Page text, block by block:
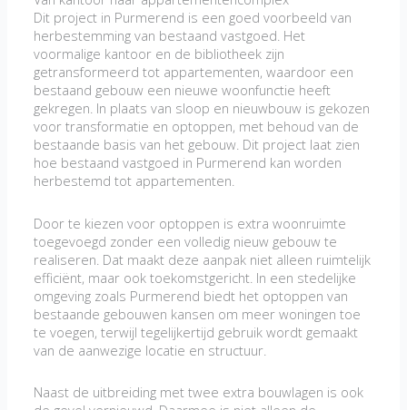
Dit project in Purmerend is een goed voorbeeld van
herbestemming van bestaand vastgoed. Het
voormalige kantoor en de bibliotheek zijn
getransformeerd tot appartementen, waardoor een
bestaand gebouw een nieuwe woonfunctie heeft
gekregen. In plaats van sloop en nieuwbouw is gekozen
voor transformatie en optoppen, met behoud van de
bestaande basis van het gebouw. Dit project laat zien
hoe bestaand vastgoed in Purmerend kan worden
herbestemd tot appartementen.
Door te kiezen voor optoppen is extra woonruimte
toegevoegd zonder een volledig nieuw gebouw te
realiseren. Dat maakt deze aanpak niet alleen ruimtelijk
efficiënt, maar ook toekomstgericht. In een stedelijke
omgeving zoals Purmerend biedt het optoppen van
bestaande gebouwen kansen om meer woningen toe
te voegen, terwijl tegelijkertijd gebruik wordt gemaakt
van de aanwezige locatie en structuur.
Naast de uitbreiding met twee extra bouwlagen is ook